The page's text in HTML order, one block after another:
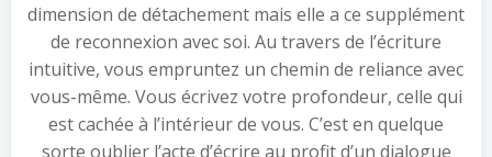
dimension de détachement mais elle a ce supplément
de reconnexion avec soi. Au travers de l’écriture
intuitive, vous empruntez un chemin de reliance avec
vous-même. Vous écrivez votre profondeur, celle qui
est cachée à l’intérieur de vous. C’est en quelque
sorte oublier l’acte d’écrire au profit d’un dialogue